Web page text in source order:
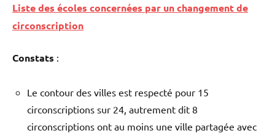
Liste des écoles concernées par un changement de
circonscription
Constats :
Le contour des villes est respecté pour 15
circonscriptions sur 24, autrement dit 8
circonscriptions ont au moins une ville partagée avec